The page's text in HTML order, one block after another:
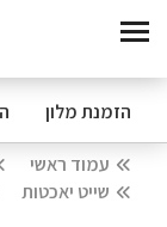
הזמנת מלון
עמוד ראשי
שייט יאכטות